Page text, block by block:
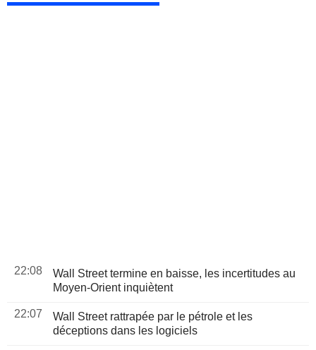
22:08
Wall Street termine en baisse, les incertitudes au
Moyen-Orient inquiètent
22:07
Wall Street rattrapée par le pétrole et les
déceptions dans les logiciels